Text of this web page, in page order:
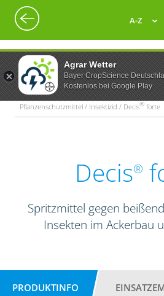
Agrar Wetter
Bayer CropScience
Kostenlos bei Google Play
A-Z
Pflanzenschutzmittel / Insektizid / Decis® forte
Decis®
Spritzmittel gegen
Insekten im Ackerbau
PRODUKTINFO